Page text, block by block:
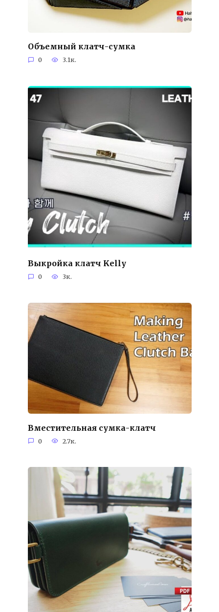
Объемный клатч-сумка
0 3.1к.
Выкройка клатч Kelly
0 3к.
Вместительная сумка-клатч
0 2.7к.